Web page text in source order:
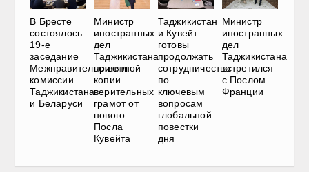
В Бресте
состоялось
19-е
заседание
Межправительственной
комиссии
Таджикистана
и Беларуси
Министр
иностранных
дел
Таджикистана
принял
копии
верительных
грамот от
нового
Посла
Кувейта
Таджикистан
и Кувейт
готовы
продолжать
сотрудничество
по
ключевым
вопросам
глобальной
повестки
дня
Министр
иностранных
дел
Таджикистана
встретился
с Послом
Франции